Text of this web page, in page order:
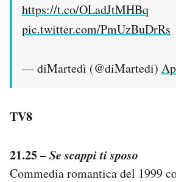
https://t.co/OLadJtMHBq
pic.twitter.com/PmUzBuDrRs
— diMartedì (@diMartedi)
TV8
21.25 –Se scappi ti sposo
Commedia romantica del 1999